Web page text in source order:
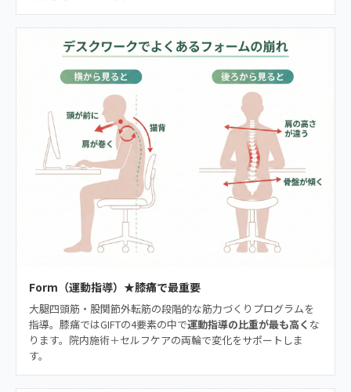
Form（運動指導）★膝痛で最重要
大腿四頭筋・股関節外転筋の段階的な筋力づくりプログラムを
指導。膝痛ではGIFTの4要素の中で運動指導の比重が最も高く な
ります。院内施術＋セルフケアの両輪で変化をサポートしま
す。